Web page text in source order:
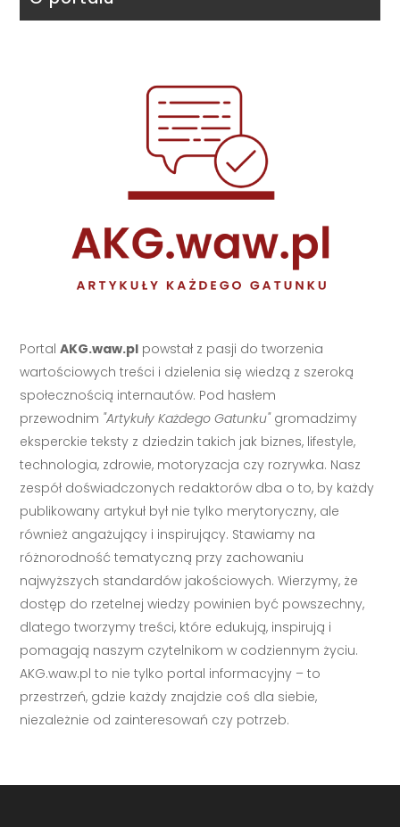
PortalAKG.waw.pl powstał z pasji do tworzenia
wartościowych treści i dzielenia się wiedzą z szeroką
społecznością internautów. Pod hasłem
przewodnim "Artykuły Każdego Gatunku"gromadzimy
eksperckie teksty z dziedzin takich jak biznes, lifestyle,
technologia, zdrowie, motoryzacja czy rozrywka. Nasz
zespół doświadczonych redaktorów dba o to, by każdy
publikowany artykuł był nie tylko merytoryczny, ale
również angażujący i inspirujący. Stawiamy na
różnorodność tematyczną przy zachowaniu
najwyższych standardów jakościowych. Wierzymy, że
dostęp do rzetelnej wiedzy powinien być powszechny,
dlatego tworzymy treści, które edukują, inspirują i
pomagają naszym czytelnikom w codziennym życiu.
AKG.waw.pl to nie tylko portal informacyjny – to
przestrzeń, gdzie każdy znajdzie coś dla siebie,
niezależnie od zainteresowań czy potrzeb.